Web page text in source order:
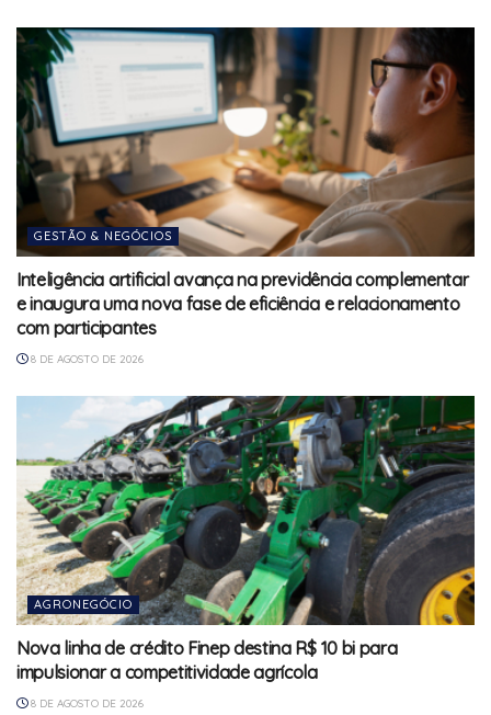
GESTÃO & NEGÓCIOS
Inteligência artificial avança na previdência complementar
e inaugura uma nova fase de eficiência e relacionamento
com participantes
8 DE AGOSTO DE 2026
AGRONEGÓCIO
Nova linha de crédito Finep destina R$ 10 bi para
impulsionar a competitividade agrícola
8 DE AGOSTO DE 2026